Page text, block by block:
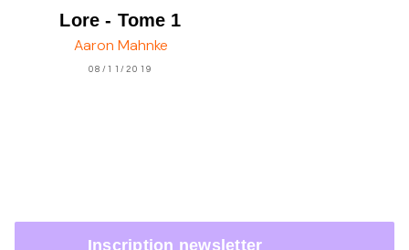
Lore - Tome 1
Aaron Mahnke
08/11/2019
Inscription newsletter